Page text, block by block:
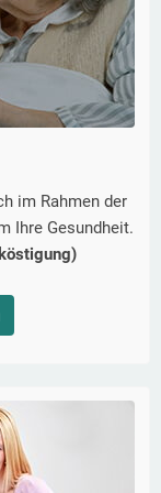
im Rahmen der
Ihre Gesundheit.